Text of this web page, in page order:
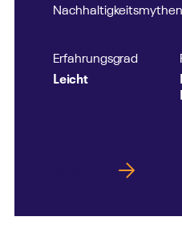
Erfahrungsgrad
Leicht